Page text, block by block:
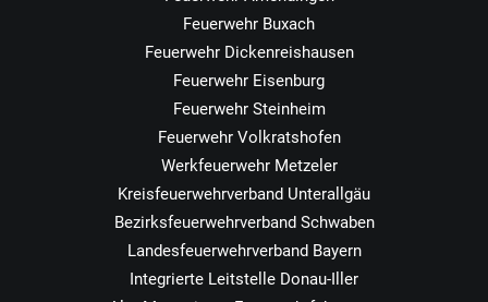
Feuerwehr Buxach
Feuerwehr Dickenreishausen
Feuerwehr Eisenburg
Feuerwehr Steinheim
Feuerwehr Volkratshofen
Werkfeuerwehr Metzeler
Kreisfeuerwehrverband Unterallgäu
Bezirksfeuerwehrverband Schwaben
Landesfeuerwehrverband Bayern
Integrierte Leitstelle Donau-Iller